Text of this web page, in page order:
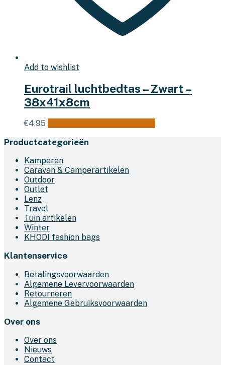
Add to wishlist
Eurotrail luchtbedtas – Zwart –
38x41x8cm
€4,95
Productcategorieën
Kamperen
Caravan & Camperartikelen
Outdoor
Outlet
Lenz
Travel
Tuin artikelen
Winter
KHODI fashion bags
Klantenservice
Betalingsvoorwaarden
Algemene Levervoorwaarden
Retourneren
Algemene Gebruiksvoorwaarden
Over ons
Over ons
Nieuws
Contact